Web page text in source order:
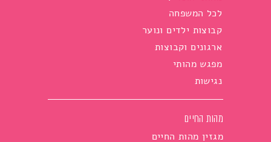
לכל המשפחה
קבוצות ילדים ונוער
ארגונים וקבוצות
מפגש מהותי
נגישות
מהות החיים
מגזין מהות החיים